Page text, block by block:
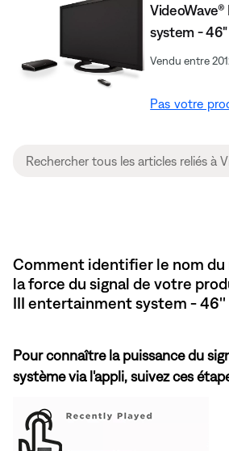
system - 46"
Vendu entre
Pas votre
Comment identifier le nom du
la force du signal de votre
III entertainment system - 46''
Pour connaître la puissance du
système via l'appli, suivez ces